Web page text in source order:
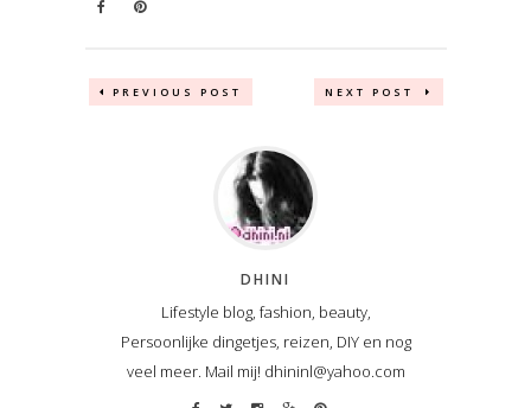
PREVIOUS POST NEXT POST
DHINI
Lifestyle blog, fashion, beauty,
Persoonlijke dingetjes, reizen, DIY en nog
veel meer. Mail mij! dhininl@yahoo.com